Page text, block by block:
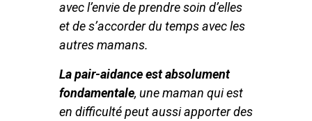
avec l’envie de prendre soin d’elles
et de s’accorder du temps avec les
autres mamans.
La pair-aidance est absolument
fondamentale, une maman qui est
en difficulté peut aussi apporter des